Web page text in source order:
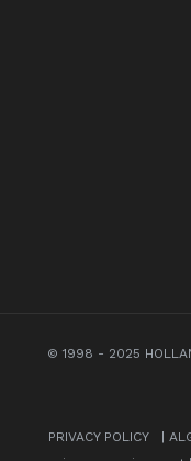
© 1998 - 2025
PRIVACY POLICY |